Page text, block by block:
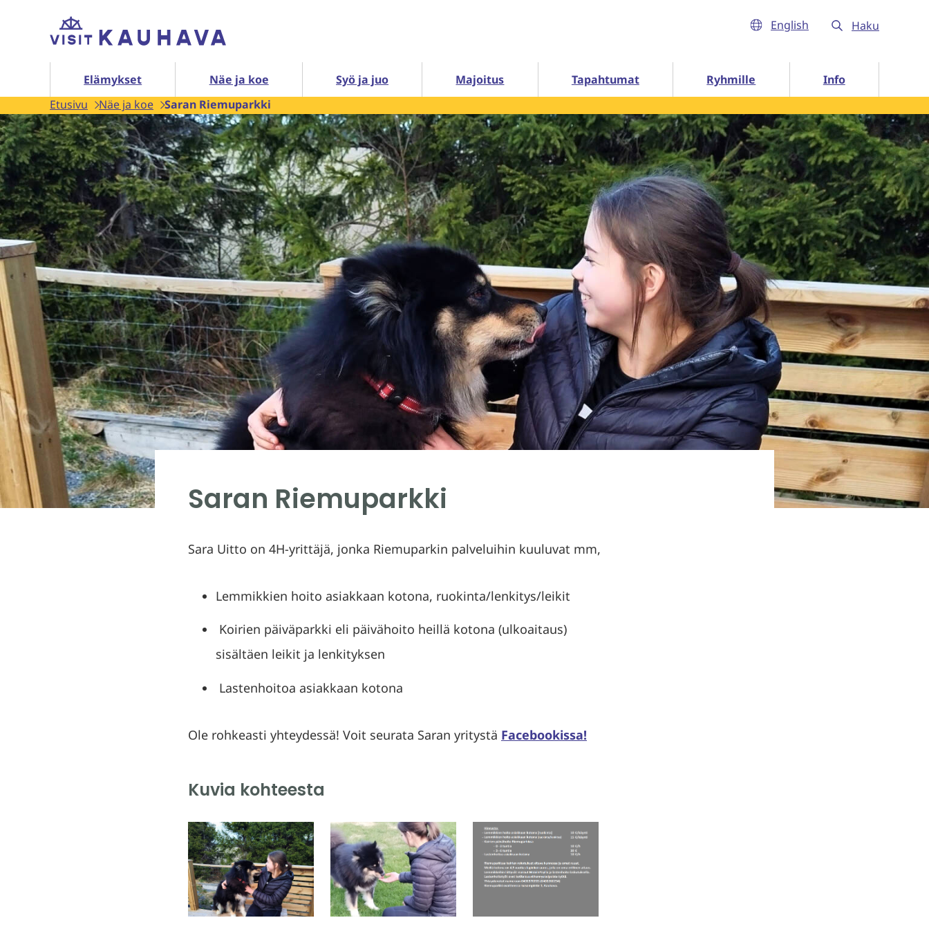
sisältöön
Etusivu English Haku
Elämykset
Elämykset alasivut Näe ja koe Syö ja juo Majoitus Tapahtumat Ryhmille Info
Info alasivut
Etusivu
Näe ja koe Saran Riemuparkki
Saran Riemuparkki
Sara Uitto on 4H-yrittäjä, jonka Riemuparkin palveluihin kuuluvat mm,
Lemmikkien hoito asiakkaan kotona, ruokinta/lenkitys/leikit
Koirien päiväparkki eli päivähoito heillä kotona (ulkoaitaus)
sisältäen leikit ja lenkityksen
Lastenhoitoa asiakkaan kotona
Ole rohkeasti yhteydessä! Voit seurata Saran yritystä Facebookissa!
Kuvia kohteesta